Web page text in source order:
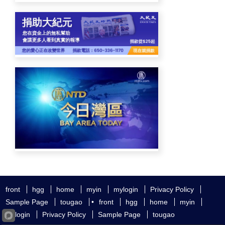
front hgg home myin mylogin
Privacy Policy
Sample Page
tougao • front hgg home
myin
mylogin
Privacy Policy Sample Page tougao